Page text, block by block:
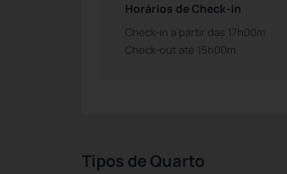
Horários de Check-in
Check-in a partir das 17h00m
Check-out até 15h00m
Tipos de Quarto